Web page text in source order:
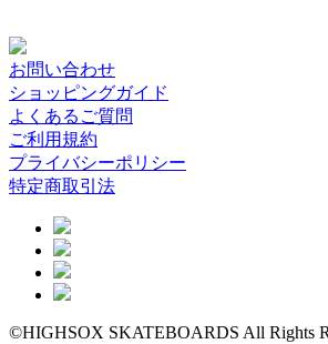
お問い合わせ
ショッピングガイド
よくあるご質問
ご利用規約
プライバシーポリシー
特定商取引法
©HIGHSOX SKATEBOARDS All Rights